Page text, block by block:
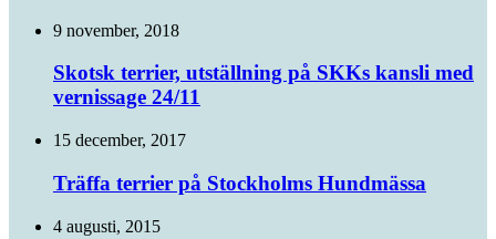
9 november, 2018
Skotsk terrier, utställning på SKKs kansli med
vernissage 24/11
15 december, 2017
Träffa terrier på Stockholms Hundmässa
4 augusti, 2015